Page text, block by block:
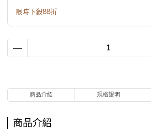
限時下殺88折
商品介紹 規格說明
商品介紹